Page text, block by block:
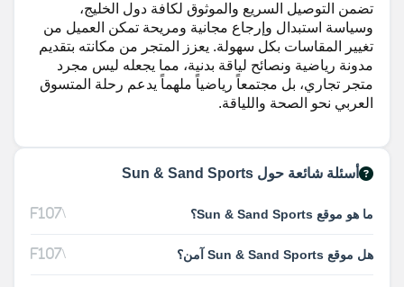
تضمن التوصيل السريع والموثوق لكافة دول الخليج،
وسياسة استبدال وإرجاع مجانية ومريحة تمكن العميل من
تغيير المقاسات بكل سهولة. يعزز المتجر من مكانته بتقديم
مدونة رياضية ونصائح لياقة بدنية، مما يجعله ليس مجرد
متجر تجاري، بل مجتمعاً رياضياً ملهماً يدعم رحلة المتسوق
العربي نحو الصحة واللياقة.
أسئلة شائعة حول Sun & Sand Sports
ما هو موقع Sun & Sand Sports؟
هل موقع Sun & Sand Sports آمن؟